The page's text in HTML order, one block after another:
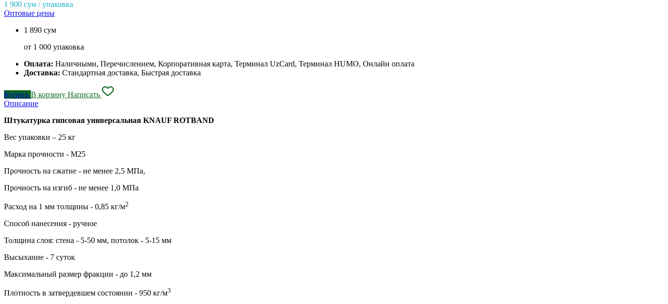
1 900 сум / упаковка
Оптовые цены
1 890 сум
от 1 000 упаковка
Оплата: Наличными, Перечислением, Корпоративная карта, Терминал UzCard, Терминал HUMO, Онлайн оплата
Доставка: Стандартная доставка, Быстрая доставка
Купить В корзину Написать
Описание
Штукатурка гипсовая универсальная KNAUF ROTBAND
Вес упаковки – 25 кг
Марка прочности - М25
Прочность на сжатие - не менее 2,5 МПа,
Прочность на изгиб - не менее 1,0 МПа
Расход на 1 мм толщины - 0,85 кг/м2
Способ нанесения - ручное
Толщина слоя: стена - 5-50 мм, потолок - 5-15 мм
Высыхание - 7 суток
Максимальный размер фракции - до 1,2 мм
Плотность в затвердевшем состоянии - 950 кг/м3